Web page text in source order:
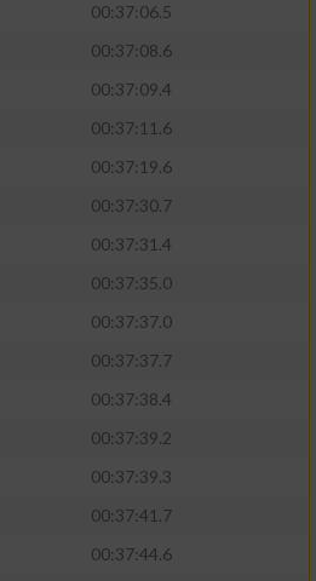
00:37:06.5
00:37:08.6
00:37:09.4
00:37:11.6
00:37:19.6
00:37:30.7
00:37:31.4
00:37:35.0
00:37:37.0
00:37:37.7
00:37:38.4
00:37:39.2
00:37:39.3
00:37:41.7
00:37:44.6